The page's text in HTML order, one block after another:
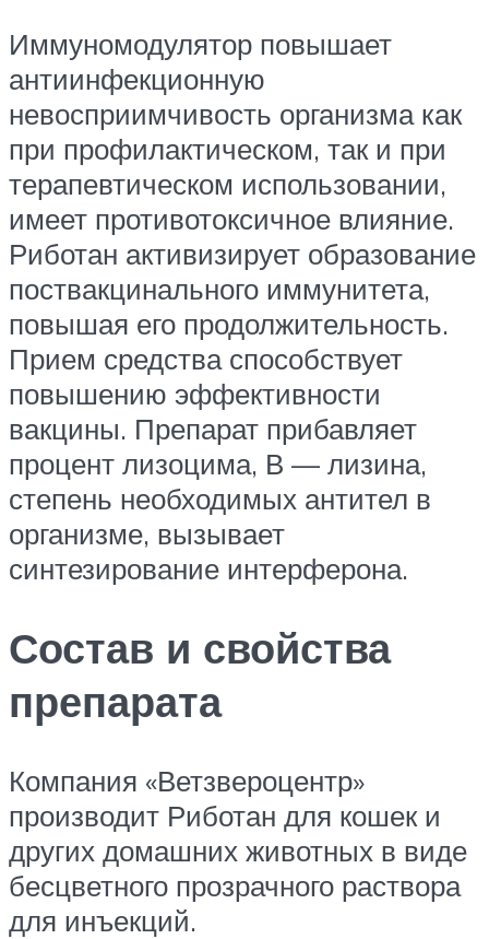
Иммуномодулятор повышает
антиинфекционную
невосприимчивость организма как
при профилактическом, так и при
терапевтическом использовании,
имеет противотоксичное влияние.
Риботан активизирует образование
поствакцинального иммунитета,
повышая его продолжительность.
Прием средства способствует
повышению эффективности
вакцины. Препарат прибавляет
процент лизоцима, В — лизина,
степень необходимых антител в
организме, вызывает
синтезирование интерферона.
Состав и свойства
препарата
Компания «Ветзвероцентр»
производит Риботан для кошек и
других домашних животных в виде
бесцветного прозрачного раствора
для инъекций.